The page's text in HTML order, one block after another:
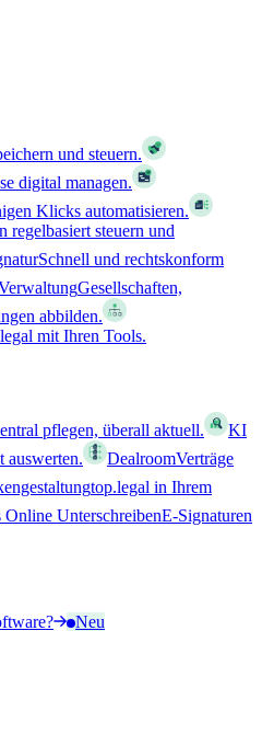
und steuern.
digital managen.
Klicks automatisieren.
regelbasiert steuern und
Schnell und rechtskonform
Gesellschaften,
abbilden.
mit Ihren Tools.
pflegen, überall aktuell.
KI
auswerten. DealroomVerträge
top.legal in Ihrem
Online UnterschreibenE-Signaturen
Neu